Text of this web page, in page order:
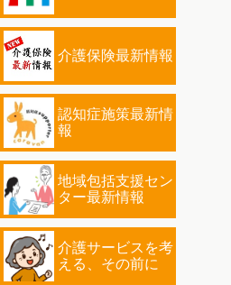
介護保険最新情報
認知症施策最新情
報
地域包括支援セン
ター最新情報
介護サービスを考
える、その前に